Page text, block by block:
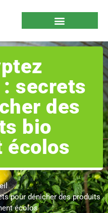
: secrets
des
bio
écolos
pour dénicher des produits
écolos